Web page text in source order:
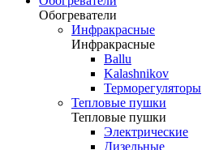
Обогреватели
Инфракрасные
Инфракрасные
Ballu
Kalashnikov
Терморегуляторы
Тепловые пушки
Тепловые пушки
Электрические
Дизельные